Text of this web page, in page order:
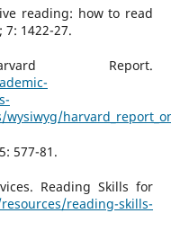
reading: how to read
7: 1422-27.
Report.
577-81.
Reading Skills for
reading-skills-